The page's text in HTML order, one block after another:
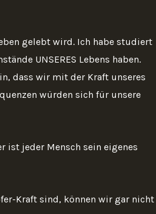
gelebt wird. Ich habe studiert
UNSERES Lebens haben.
dass wir mit der Kraft unseres
würden sich für unsere
ist jeder Mensch sein eigenes
Kraft sind, können wir gar nicht